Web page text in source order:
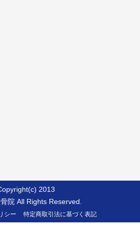
2013
院 All Rights Reserved.
シー 特定商取引法に基づく表記